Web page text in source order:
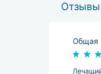
Отзывы
Общая